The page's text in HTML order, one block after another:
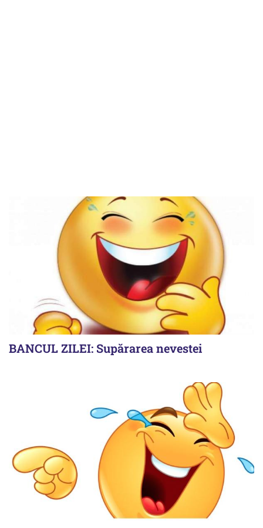
BANCUL ZILEI: Supărarea nevestei